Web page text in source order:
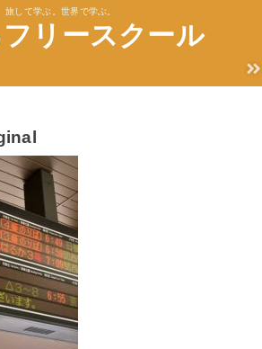
旅して学ぶ。世界で学ぶ。
リースクール